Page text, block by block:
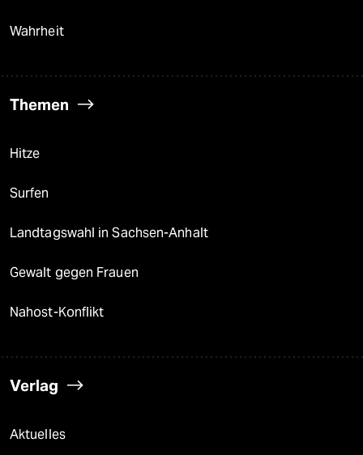
Wahrheit
Themen
Hitze
Surfen
Landtagswahl in Sachsen-Anhalt
Gewalt gegen Frauen
Nahost-Konflikt
Verlag
Aktuelles